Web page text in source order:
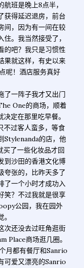
班是晚上8点半，
获得延迟退房，前台
间，因为有一间在较
。我当然接受了，
的吧？我只是习惯性
果就这样，有史以来
呢！酒店服务真好
了一阵子我才又出门
One的商场，顺着
决定在那里吃早餐。
不过客人蛮多，等食
Stylenanda的店，他
买了一些化妆品才回
到沙田的香港文化博
夸张的，比昨天多了
了一个小时才成功入
笑？不过我就是很享
公园，我在园外
次还没去过旺角逛街
Place商场逛几圈。
月都有餐厅和Sanrio
可爱又漂亮的Sanrio